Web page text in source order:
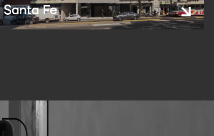
Santa Fe